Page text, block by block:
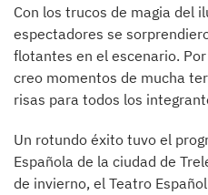
Con los trucos de magia del
espectadores se
flotantes en el escenario. Por
creo momentos de mucha
risas para todos los
Un rotundo éxito tuvo el
Española de la ciudad de
de invierno, el Teatro